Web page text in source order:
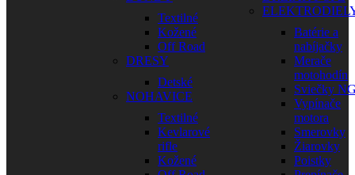
Textilné
Kožené
Off Road
DRESY
Detské
NOHAVICE
Textilné
Kevlarové
rifle
Kožené
Batérie a
nabíjačky
Merače
motohodín
Sviečky
Vypínače
motora
Smerovky
Žiarovky
Poistky